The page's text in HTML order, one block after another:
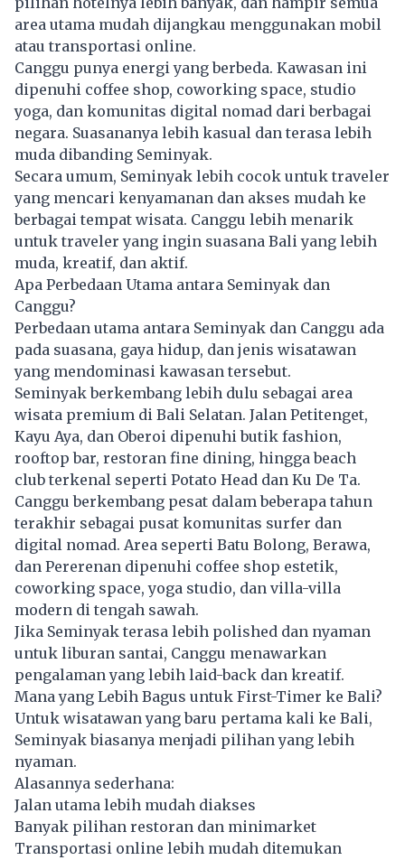
area utama mudah dijangkau menggunakan mobil
atau transportasi online.
Canggu punya energi yang berbeda. Kawasan ini
dipenuhi coffee shop, coworking space, studio
yoga, dan komunitas digital nomad dari berbagai
negara. Suasananya lebih kasual dan terasa lebih
muda dibanding Seminyak.
Secara umum, Seminyak lebih cocok untuk traveler
yang mencari kenyamanan dan akses mudah ke
berbagai tempat wisata. Canggu lebih menarik
untuk traveler yang ingin suasana Bali yang lebih
muda, kreatif, dan aktif.
Apa Perbedaan Utama antara Seminyak dan
Canggu?
Perbedaan utama antara Seminyak dan Canggu ada
pada suasana, gaya hidup, dan jenis wisatawan
yang mendominasi kawasan tersebut.
Seminyak berkembang lebih dulu sebagai area
wisata premium di Bali Selatan. Jalan Petitenget,
Kayu Aya, dan Oberoi dipenuhi butik fashion,
rooftop bar, restoran fine dining, hingga beach
club terkenal seperti Potato Head dan Ku De Ta.
Canggu berkembang pesat dalam beberapa tahun
terakhir sebagai pusat komunitas surfer dan
digital nomad. Area seperti Batu Bolong, Berawa,
dan Pererenan dipenuhi coffee shop estetik,
coworking space, yoga studio, dan villa-villa
modern di tengah sawah.
Jika Seminyak terasa lebih polished dan nyaman
untuk liburan santai, Canggu menawarkan
pengalaman yang lebih laid-back dan kreatif.
Mana yang Lebih Bagus untuk First-Timer ke Bali?
Untuk wisatawan yang baru pertama kali ke Bali,
Seminyak biasanya menjadi pilihan yang lebih
nyaman.
Alasannya sederhana:
Jalan utama lebih mudah diakses
Banyak pilihan restoran dan minimarket
Transportasi online lebih mudah ditemukan